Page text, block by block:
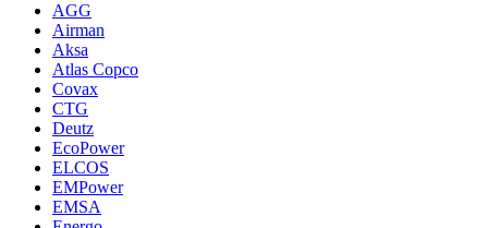
AGG
Airman
Aksa
Atlas Copco
Covax
CTG
Deutz
EcoPower
ELCOS
EMPower
EMSA